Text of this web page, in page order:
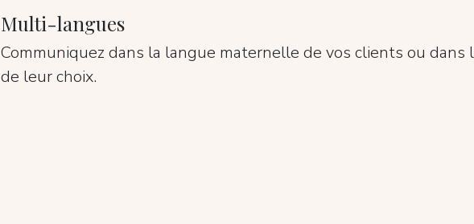
Multi-langues
Communiquez dans la langue maternelle de vos clients ou dans
de leur choix.